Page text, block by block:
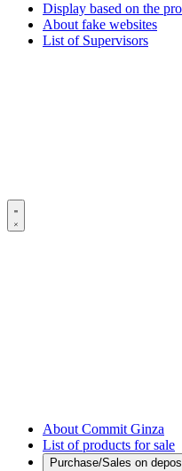
Display based on the
About fake websites
List of Supervisors
About Commit Ginza
List of products for sale
Purchase/Sales on